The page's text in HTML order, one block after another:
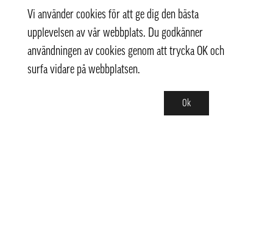
Vi använder cookies för att ge dig den bästa
upplevelsen av vår webbplats. Du godkänner
användningen av cookies genom att trycka OK och
surfa vidare på webbplatsen.
Ok